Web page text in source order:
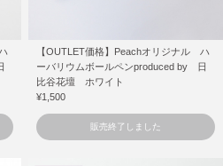
【OUTLET価格】Peachオリジナル ハ
ーバリウムボールペンproduced by 日
比谷花壇 ホワイト
¥1,500
販売終了しました